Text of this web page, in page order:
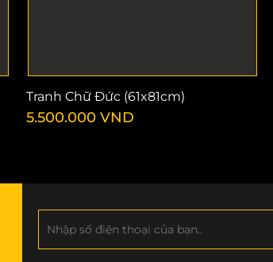
Tranh Chữ Đức (61x81cm)
5.500.000 VND